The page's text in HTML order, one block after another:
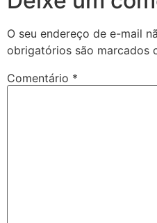
O seu endereço de e-mail
obrigatórios são marcados
Comentário *